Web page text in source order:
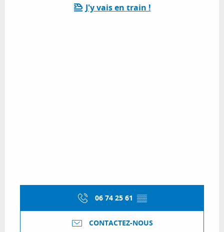
J'y vais en train !
06 74 25 61 ▒▒
CONTACTEZ-NOUS